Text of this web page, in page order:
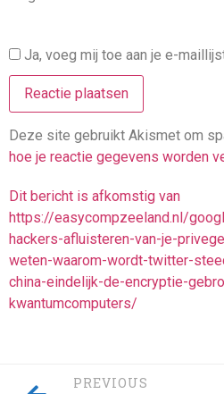
Ja, voeg mij toe aan je e-
Deze site gebruikt Akismet om
hoe je reactie gegevens worden
Dit bericht is afkomstig van
https://easycompzeeland.nl/
hackers-afluisteren-van-je-
weten-waarom-wordt-twitter-
china-eindelijk-de-encryptie-
kwantumcomputers/
PREVIOUS